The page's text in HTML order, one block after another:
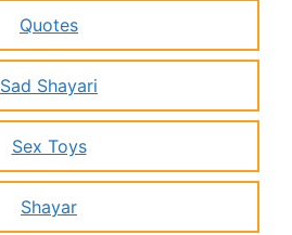
Quotes
Sad Shayari
Sex Toys
Shayar